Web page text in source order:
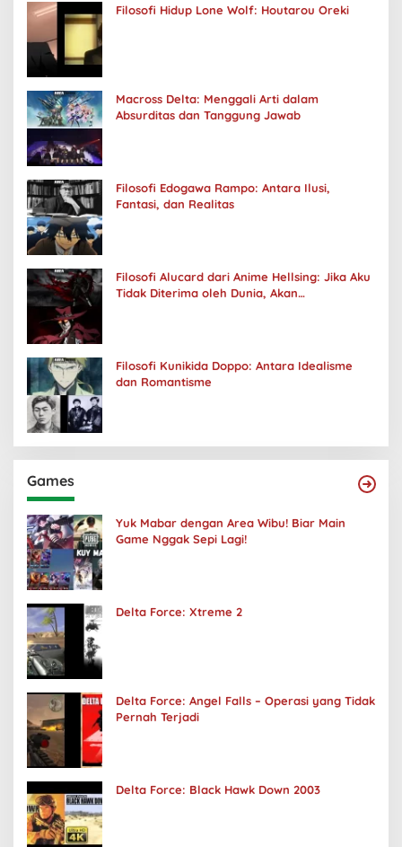
Filosofi Hidup Lone Wolf: Houtarou Oreki
Macross Delta: Menggali Arti dalam
Absurditas dan Tanggung Jawab
Filosofi Edogawa Rampo: Antara Ilusi,
Fantasi, dan Realitas
Filosofi Alucard dari Anime Hellsing: Jika Aku
Tidak Diterima oleh Dunia, Akan
Filosofi Kunikida Doppo: Antara Idealisme
dan Romantisme
Games
Yuk Mabar dengan Area Wibu! Biar Main
Game Nggak Sepi Lagi!
Delta Force: Xtreme 2
Delta Force: Angel Falls – Operasi yang Tidak
Pernah Terjadi
Delta Force: Black Hawk Down 2003